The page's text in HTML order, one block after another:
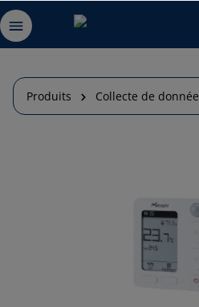
Produits Collecte de